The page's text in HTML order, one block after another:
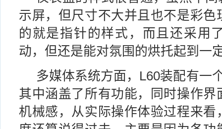
示屏，但尺寸不大并且也不是彩
的就是指针的样式，而且还采用
动，但还是能对氛围的烘托起到一
多媒体系统方面，L60装配有一
其中涵盖了所有功能，同时操作
机械感，从实际操作体验过程来看